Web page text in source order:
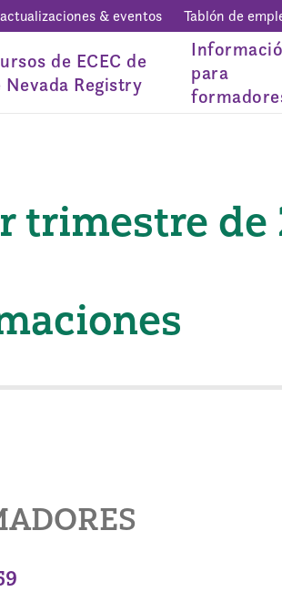
& eventos Tablón de
de ECEC de
Nevada Registry
para
trimestre de